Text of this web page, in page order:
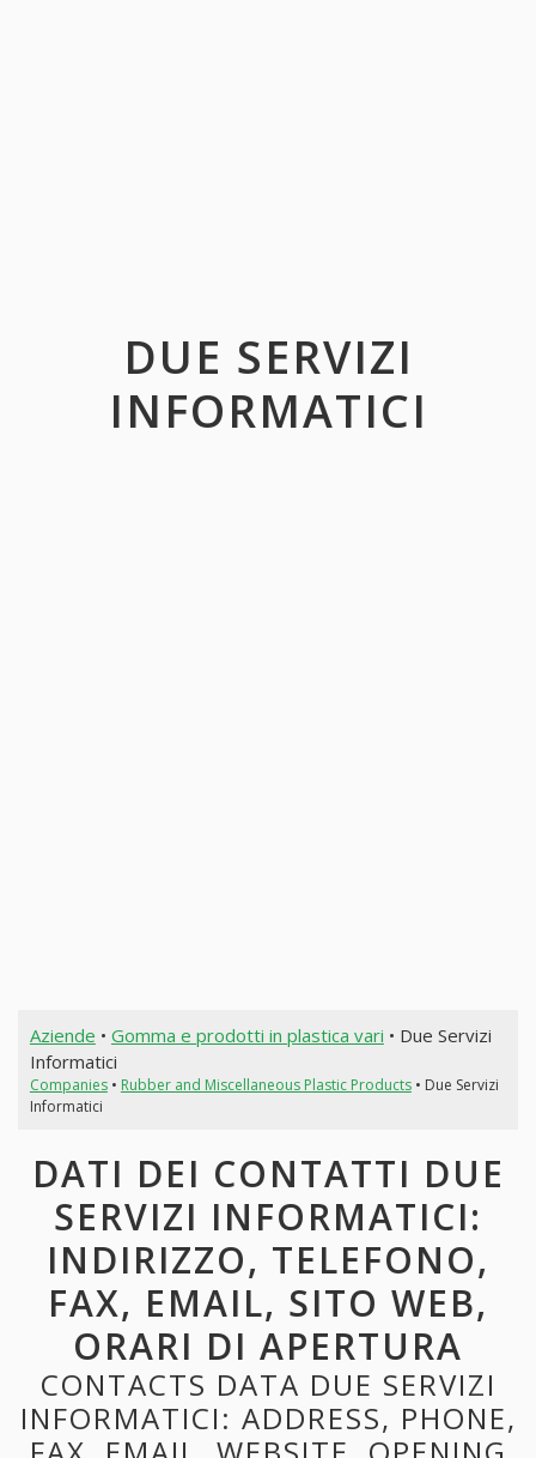
DUE SERVIZI
INFORMATICI
Aziende • Gomma e prodotti in plastica vari • Due Servizi
Informatici
Companies• Rubber and Miscellaneous Plastic Products• Due Servizi
Informatici
DATI DEI CONTATTI DUE
SERVIZI INFORMATICI:
INDIRIZZO, TELEFONO,
FAX, EMAIL, SITO WEB,
ORARI DI APERTURA
CONTACTS DATA DUE SERVIZI
INFORMATICI: ADDRESS, PHONE,